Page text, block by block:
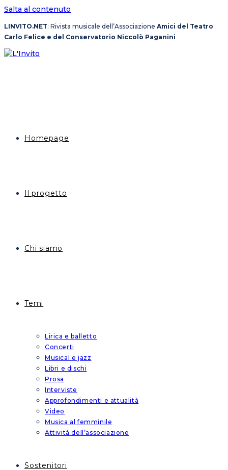
Salta al contenuto
LINVITO.NET: Rivista musicale dell’Associazione Amici del Teatro
Carlo Felice e del Conservatorio Niccolò Paganini
Homepage
Il progetto
Chi siamo
Temi
Lirica e balletto
Concerti
Musical e jazz
Libri e dischi
Prosa
Interviste
Approfondimenti e attualità
Video
Musica al femminile
Attività dell’associazione
Sostenitori